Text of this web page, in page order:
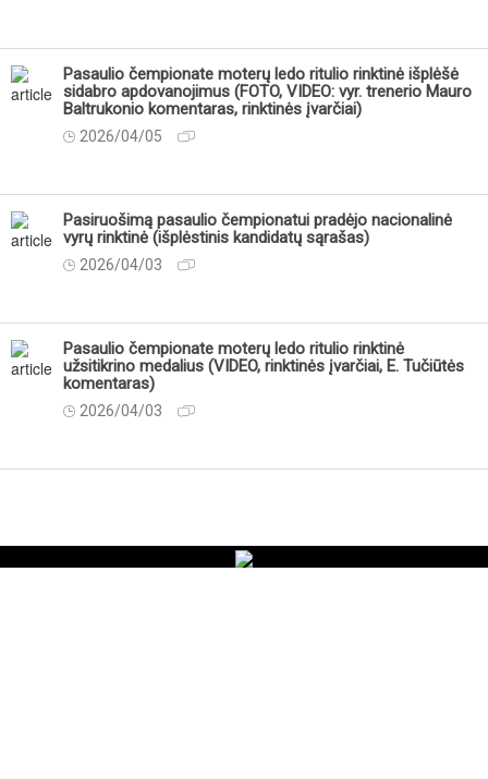
Pasaulio čempionate moterų ledo ritulio rinktinė išplėšė
sidabro apdovanojimus (FOTO, VIDEO: vyr. trenerio Mauro
Baltrukonio komentaras, rinktinės įvarčiai)
2026/04/05
Pasiruošimą pasaulio čempionatui pradėjo nacionalinė
vyrų rinktinė (išplėstinis kandidatų sąrašas)
2026/04/03
Pasaulio čempionate moterų ledo ritulio rinktinė
užsitikrino medalius (VIDEO, rinktinės įvarčiai, E. Tučiūtės
komentaras)
2026/04/03